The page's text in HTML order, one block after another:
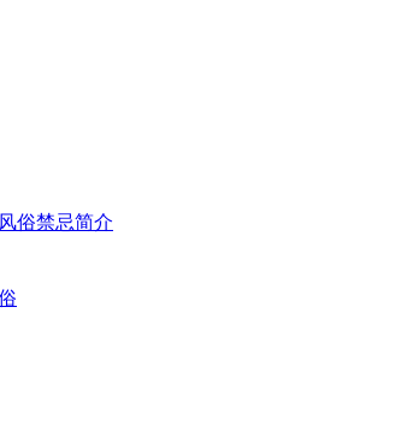
俗禁忌简介